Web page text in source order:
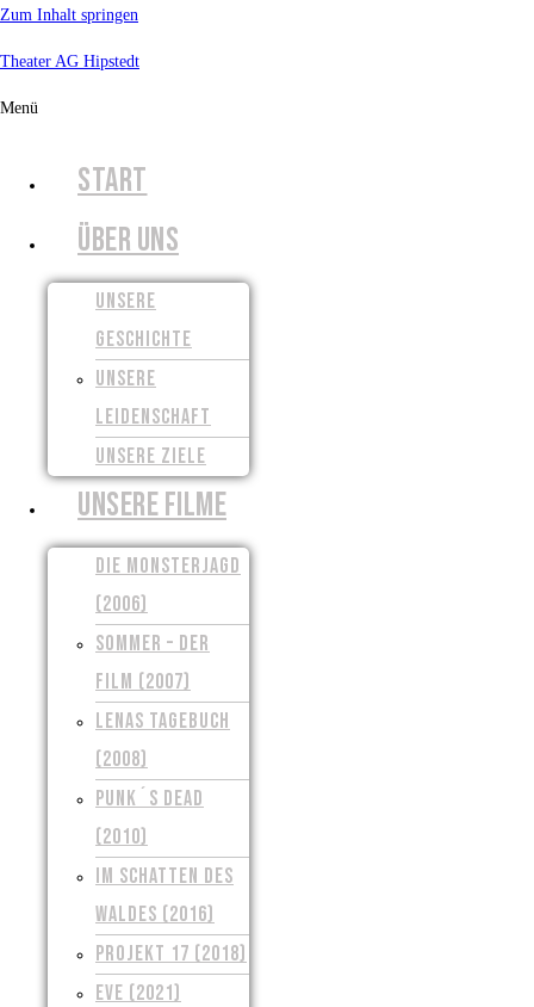
Zum Inhalt springen
Theater AG Hipstedt
Menü
START
ÜBER UNS
UNSERE
GESCHICHTE
UNSERE
LEIDENSCHAFT
UNSERE ZIELE
UNSERE FILME
DIE MONSTERJAGD
(2006)
SOMMER – DER
FILM (2007)
LENAS TAGEBUCH
(2008)
PUNK´S DEAD
(2010)
IM SCHATTEN DES
WALDES (2016)
PROJEKT 17 (2018)
EVE (2021)